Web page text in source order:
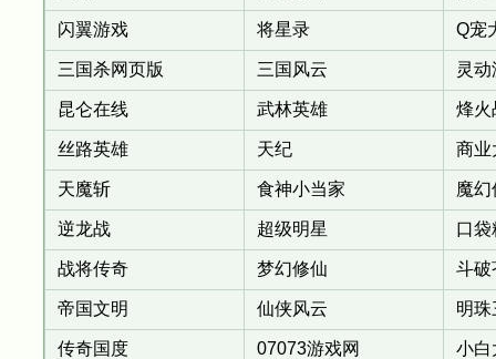
闪翼游戏 将星录 Q宠
三国杀网页版 三国风云 灵
昆仑在线 武林英雄 烽火
丝路英雄 天纪 商业
天魔斩 食神小当家 魔幻
逆龙战 超级明星 口袋
战将传奇 梦幻修仙 斗破
帝国文明 仙侠风云 明珠
传奇国度 07073游戏网 小白